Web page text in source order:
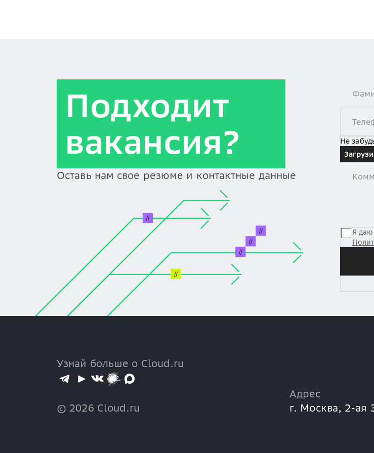
Подходит
вакансия?
Оставь нам свое резюме и контактные данные
Не
Я даю
Узнай больше о Cloud.ru
© 2026 Cloud.ru
Адрес
г. Москва, 2-ая